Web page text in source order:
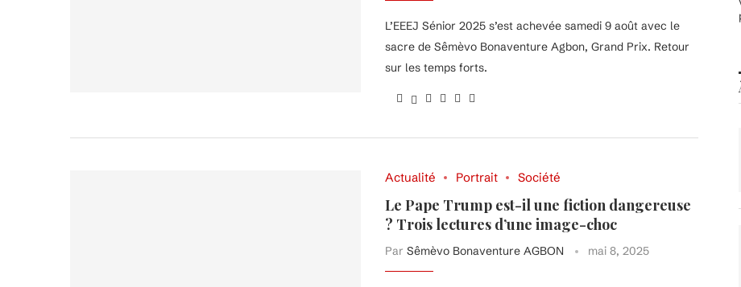
L’EEEJ Sénior 2025 s’est achevée samedi 9 août avec le
sacre de Sêmèvo Bonaventure Agbon, Grand Prix. Retour
sur les temps forts.
Actualité Portrait Société
Le Pape Trump est-il une fiction dangereuse
? Trois lectures d’une image-choc
Par Sêmèvo Bonaventure AGBON mai 8, 2025